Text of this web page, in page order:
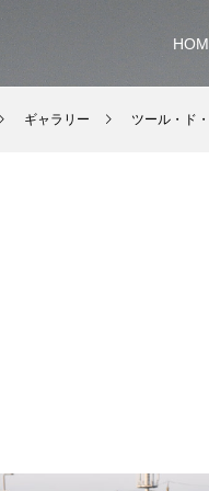
ギャラリー ツール・ド